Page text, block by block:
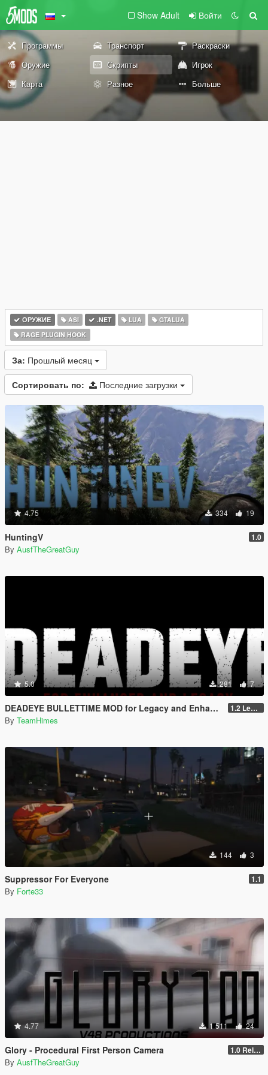
Show Adult Войти
Программы Транспорт
Раскраски
Оружие
Скрипты
Игрок
Карта
Разное Больше
ОРУЖИЕ ASI .NET LUA
GTALUA
RAGE PLUGIN HOOK
За: Прошлый месяц
Сортировать по: Последние загрузки
4.75 334 19
HuntingV 1.0
By AusfTheGreatGuy
5.0 281 7
DEADEYE BULLETTIME MOD for Legacy and Enhanced Ultimate Edition 1.2 Legacy and Enhanced
By TeamHimes
144 3
Suppressor For Everyone 1.1
By Forte33
4.77 1 511 24
Glory - Procedural First Person Camera 1.0 Release
By AusfTheGreatGuy